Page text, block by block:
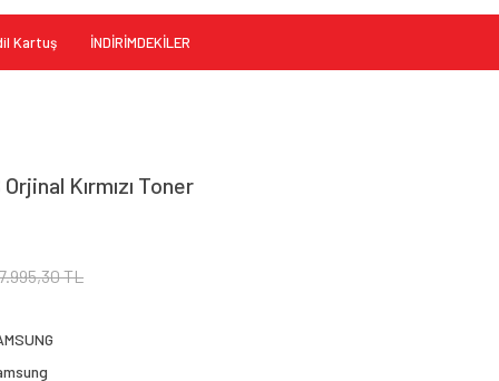
Kartuş İNDİRİMDEKİLER
Kırmızı Toner
TL